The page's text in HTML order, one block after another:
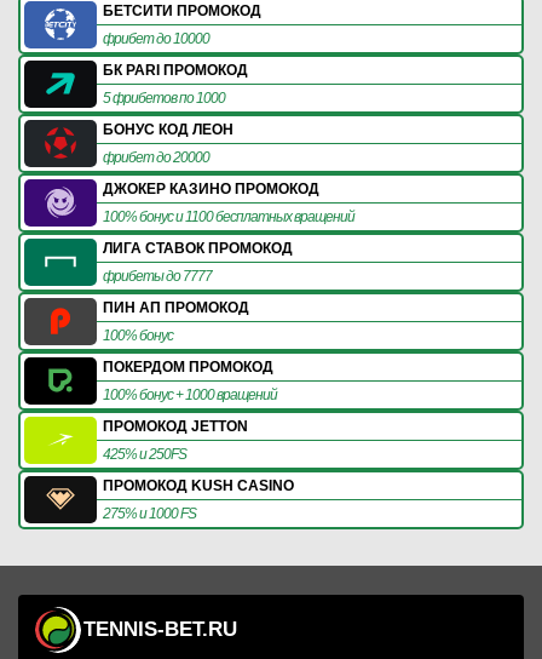
БЕТСИТИ ПРОМОКОД
фрибет до 10000
БК PARI ПРОМОКОД
5 фрибетов по 1000
БОНУС КОД ЛЕОН
фрибет до 20000
ДЖОКЕР КАЗИНО ПРОМОКОД
100% бонус и 1100 бесплатных вращений
ЛИГА СТАВОК ПРОМОКОД
фрибеты до 7777
ПИН АП ПРОМОКОД
100% бонус
ПОКЕРДОМ ПРОМОКОД
100% бонус + 1000 вращений
ПРОМОКОД JETTON
425% и 250FS
ПРОМОКОД KUSH CASINO
275% и 1000 FS
TENNIS-BET.RU